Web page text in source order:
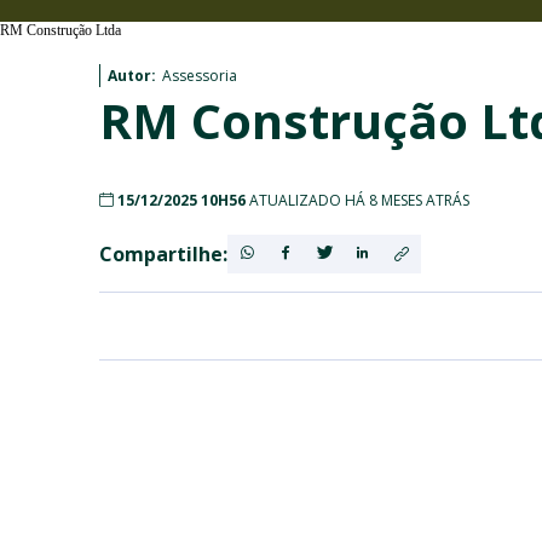
RM Construção Ltda
Autor: Assessoria
RM Construção
15/12/2025 10H56ATUALIZADO HÁ 8 MESES ATRÁS
Compartilhe: